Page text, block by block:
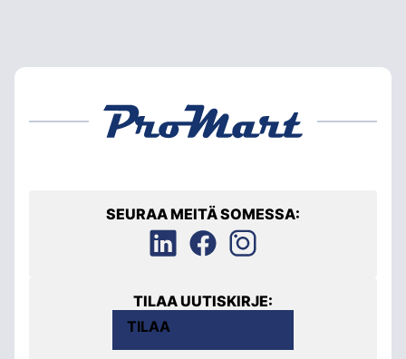
SEURAA MEITÄ SOMESSA:
TILAA UUTISKIRJE:
TILAA